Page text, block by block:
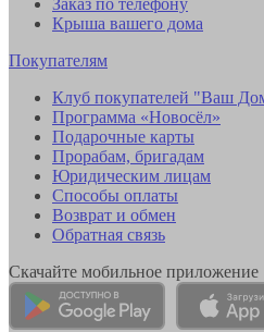
Крыша вашего дома
Покупателям
Клуб покупателей "Ваш
Программа «Новосёл»
Подарочные карты
Прорабам, бригадам
Юридическим лицам
Способы оплаты
Возврат и обмен
Обратная связь
Скачайте мобильное приложение